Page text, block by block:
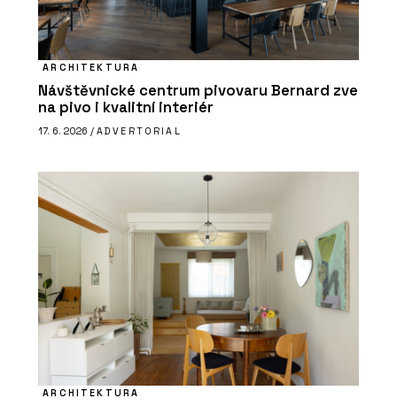
ARCHITEKTURA
Návštěvnické centrum pivovaru Bernard zve
na pivo i kvalitní interiér
17. 6. 2026 / ADVERTORIAL
ARCHITEKTURA